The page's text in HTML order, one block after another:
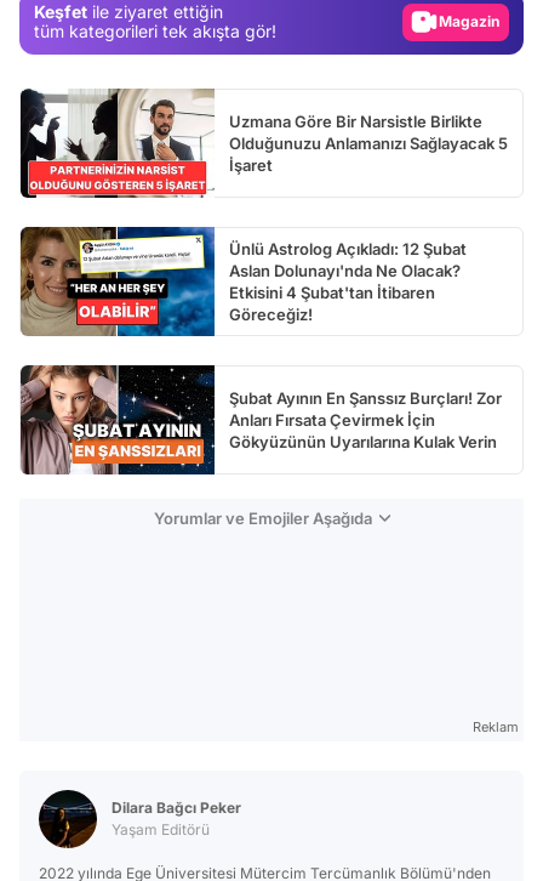
Keşfet ile ziyaret ettiğin
tüm kategorileri tek akışta gör!
Video
Uzmana Göre Bir Narsistle Birlikte
Olduğunuzu Anlamanızı Sağlayacak 5
İşaret
Ünlü Astrolog Açıkladı: 12 Şubat
Aslan Dolunayı'nda Ne Olacak?
Etkisini 4 Şubat'tan İtibaren
Göreceğiz!
Şubat Ayının En Şanssız Burçları! Zor
Anları Fırsata Çevirmek İçin
Gökyüzünün Uyarılarına Kulak Verin
Yorumlar ve Emojiler Aşağıda
Reklam
Dilara Bağcı Peker
Yaşam Editörü
2022 yılında Ege Üniversitesi Mütercim Tercümanlık Bölümü'nden